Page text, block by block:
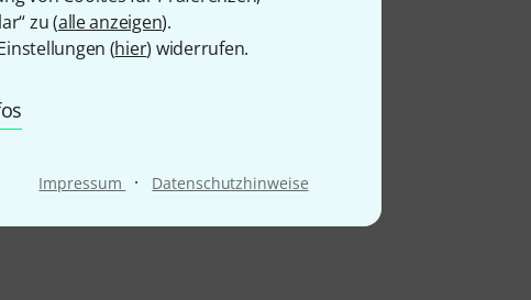
zu (alle anzeigen).
(hier) widerrufen.
Impressum · Datenschutzhinweise